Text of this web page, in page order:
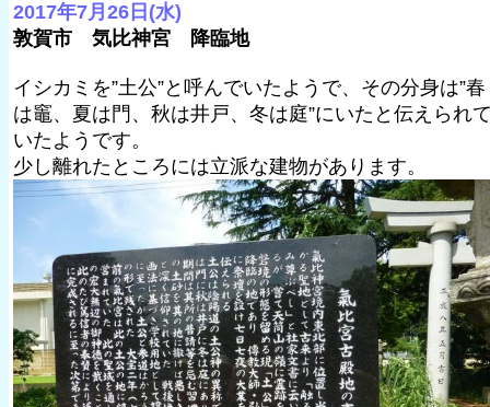
2017年7月26日(水)
敦賀市 気比神宮 降臨地
イシカミを”土公”と呼んでいたようで、その分身は”春
は竈、夏は門、秋は井戸、冬は庭”にいたと伝えられ
いたようです。
少し離れたところには立派な建物があります。